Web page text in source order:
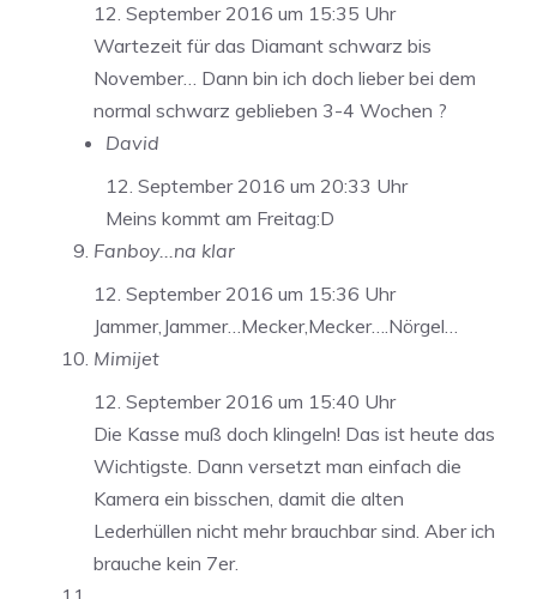
12. September 2016 um 15:35 Uhr
Wartezeit für das Diamant schwarz bis
November… Dann bin ich doch lieber bei dem
normal schwarz geblieben 3-4 Wochen ?
David
12. September 2016 um 20:33 Uhr
Meins kommt am Freitag:D
Fanboy...na klar
12. September 2016 um 15:36 Uhr
Jammer,Jammer…Mecker,Mecker….Nörgel…
Mimijet
12. September 2016 um 15:40 Uhr
Die Kasse muß doch klingeln! Das ist heute das
Wichtigste. Dann versetzt man einfach die
Kamera ein bisschen, damit die alten
Lederhüllen nicht mehr brauchbar sind. Aber ich
brauche kein 7er.